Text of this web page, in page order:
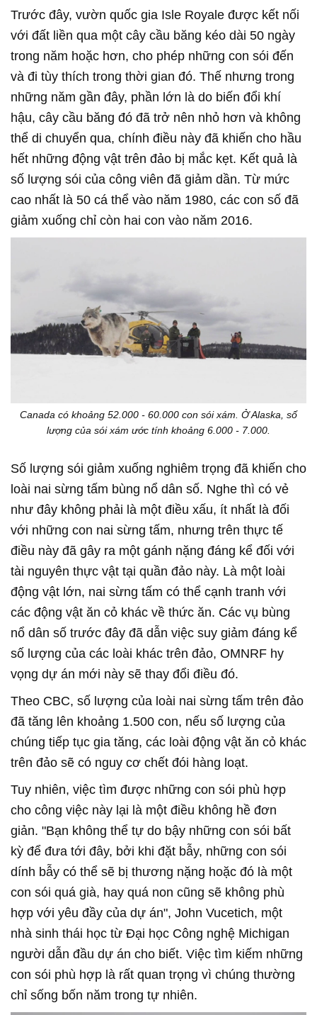
Trước đây, vườn quốc gia Isle Royale được kết nối
với đất liền qua một cây cầu băng kéo dài 50 ngày
trong năm hoặc hơn, cho phép những con sói đến
và đi tùy thích trong thời gian đó. Thế nhưng trong
những năm gần đây, phần lớn là do biến đổi khí
hậu, cây cầu băng đó đã trở nên nhỏ hơn và không
thể di chuyển qua, chính điều này đã khiến cho hầu
hết những động vật trên đảo bị mắc kẹt. Kết quả là
số lượng sói của công viên đã giảm dần. Từ mức
cao nhất là 50 cá thể vào năm 1980, các con số đã
giảm xuống chỉ còn hai con vào năm 2016.
Canada có khoảng 52.000 - 60.000 con sói xám. Ở Alaska, số
lượng của sói xám ước tính khoảng 6.000 - 7.000.
Số lượng sói giảm xuống nghiêm trọng đã khiến cho
loài nai sừng tấm bùng nổ dân số. Nghe thì có vẻ
như đây không phải là một điều xấu, ít nhất là đối
với những con nai sừng tấm, nhưng trên thực tế
điều này đã gây ra một gánh nặng đáng kể đối với
tài nguyên thực vật tại quần đảo này. Là một loài
động vật lớn, nai sừng tấm có thể cạnh tranh với
các động vật ăn cỏ khác về thức ăn. Các vụ bùng
nổ dân số trước đây đã dẫn việc suy giảm đáng kể
số lượng của các loài khác trên đảo, OMNRF hy
vọng dự án mới này sẽ thay đổi điều đó.
Theo CBC, số lượng của loài nai sừng tấm trên đảo
đã tăng lên khoảng 1.500 con, nếu số lượng của
chúng tiếp tục gia tăng, các loài động vật ăn cỏ khác
trên đảo sẽ có nguy cơ chết đói hàng loạt.
Tuy nhiên, việc tìm được những con sói phù hợp
cho công việc này lại là một điều không hề đơn
giản. "Bạn không thể tự do bậy những con sói bất
kỳ để đưa tới đây, bởi khi đặt bẫy, những con sói
dính bẫy có thể sẽ bị thương nặng hoặc đó là một
con sói quá già, hay quá non cũng sẽ không phù
hợp với yêu đầy của dự án", John Vucetich, một
nhà sinh thái học từ Đại học Công nghệ Michigan
người dẫn đầu dự án cho biết. Việc tìm kiếm những
con sói phù hợp là rất quan trọng vì chúng thường
chỉ sống bốn năm trong tự nhiên.